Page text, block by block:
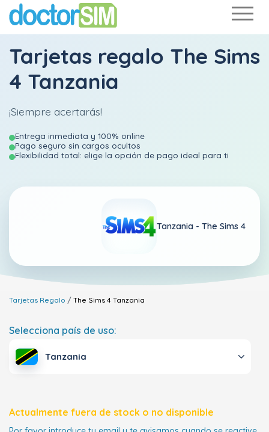
Tarjetas regalo The Sims
4 Tanzania
¡Siempre acertarás!
Entrega inmediata y 100% online
Pago seguro sin cargos ocultos
Flexibilidad total: elige la opción de pago ideal para ti
Tanzania - The Sims 4
Tarjetas Regalo The Sims 4 Tanzania
Selecciona país de uso:
Tanzania
Actualmente fuera de stock o no disponible